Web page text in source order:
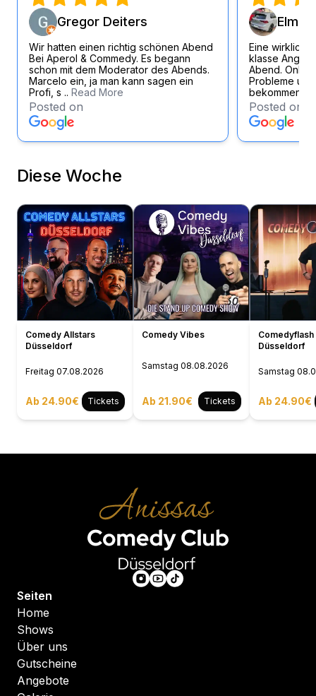
Gregor Deiters
Wir hatten einen richtig schönen Abend
Bei Aperol & Commedy. Es begann
schon mit dem Moderator des Abends.
Marcelo ein, ja man kann sagen ein
Profi, s .. Read More
Posted on
Elmar
Eine wirklich
klasse
Abend.
Probleme
bekommen
Posted on
Diese Woche
Comedy Allstars
Düsseldorf
Freitag 07.08.2026
Ab 24.90€ Tickets
Comedy Vibes
Samstag 08.08.2026
Ab 21.90€ Tickets
Comedyflash
Düsseldorf
Samstag
Ab 24.90€
Seiten
Home
Shows
Über uns
Gutscheine
Angebote